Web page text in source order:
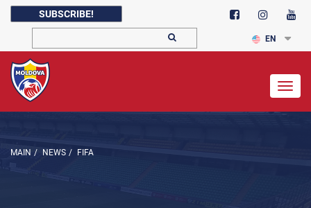
SUBSCRIBE!
EN
MAIN / NEWS / FIFA